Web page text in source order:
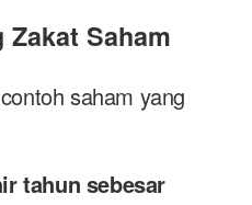
Zakat Saham
saham yang
tahun sebesar